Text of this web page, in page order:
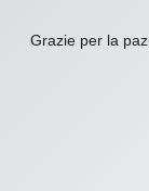
Grazie per la